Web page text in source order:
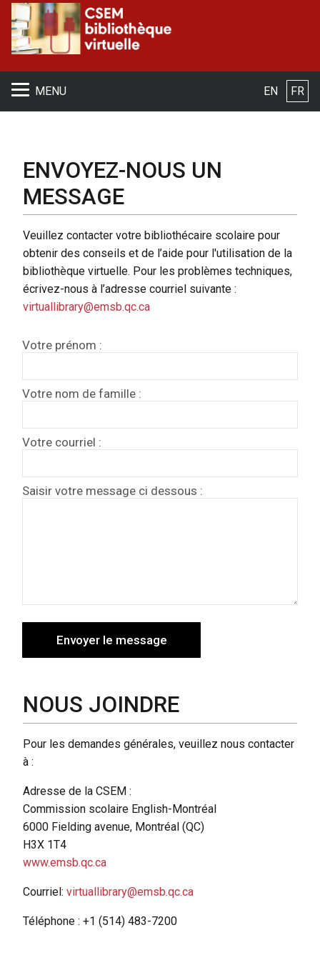
MENU EN FR
ENVOYEZ-NOUS UN
MESSAGE
Veuillez contacter votre bibliothécaire scolaire pour
obtenir des conseils et de l’aide pour l'utilisation de la
bibliothèque virtuelle. Pour les problèmes techniques,
écrivez-nous à l’adresse courriel suivante :
virtuallibrary@emsb.qc.ca
Votre prénom :
Votre nom de famille :
Votre courriel :
Saisir votre message ci dessous :
Envoyer le message
NOUS JOINDRE
Pour les demandes générales, veuillez nous contacter
à :
Adresse de la CSEM :
Commission scolaire English-Montréal
6000 Fielding avenue, Montréal (QC)
H3X 1T4
www.emsb.qc.ca
Courriel: virtuallibrary@emsb.qc.ca
Téléphone : +1 (514) 483-7200